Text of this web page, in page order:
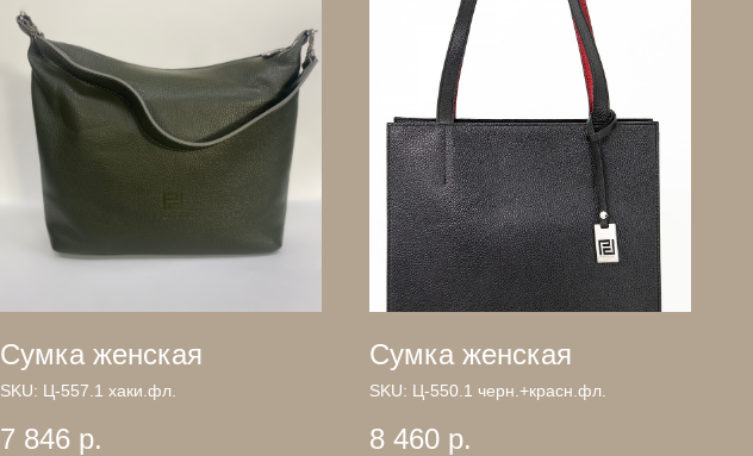
Сумка женская
SKU: Ц-557.1 хаки.фл.
7 846 р.
Сумка женская
SKU: Ц-550.1 черн.+красн.фл.
8 460 р.